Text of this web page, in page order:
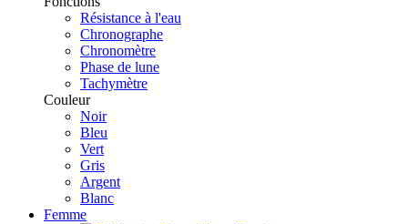
Résistance à l'eau
Chronographe
Chronomètre
Phase de lune
Tachymètre
Couleur
Noir
Bleu
Vert
Gris
Argent
Blanc
Femme